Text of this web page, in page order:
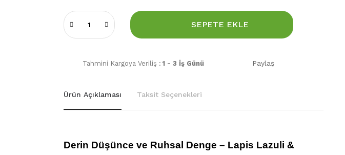
SEPETE EKLE
Tahmini Kargoya Veriliş : 1 - 3 İş Günü Paylaş
Ürün Açıklaması Taksit Seçenekleri
Derin Düşünce ve Ruhsal Denge – Lapis Lazuli &